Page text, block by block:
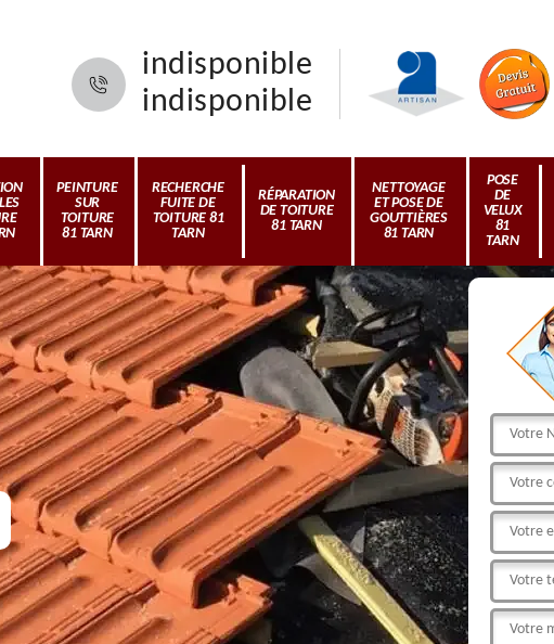
indisponible
indisponible
PEINTURE
SUR
TOITURE
81 TARN
RECHERCHE
FUITE DE
TOITURE 81
TARN
RÉPARATION
DE TOITURE
81 TARN
NETTOYAGE
ET POSE DE
GOUTTIÈRES
81 TARN
POSE
DE
VELUX
81
TARN